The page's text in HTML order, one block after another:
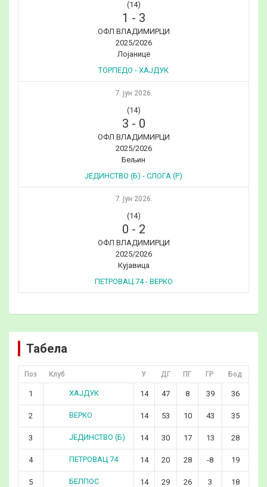
(14)
1 - 3
ОФЛ ВЛАДИМИРЦИ
2025/2026
Лојанице
ТОРПЕДО - ХАЈДУК
7. јун 2026.
(14)
3 - 0
ОФЛ ВЛАДИМИРЦИ
2025/2026
Бељин
ЈЕДИНСТВО (Б) - СЛОГА (Р)
7. јун 2026.
(14)
0 - 2
ОФЛ ВЛАДИМИРЦИ
2025/2026
Кујавица
ПЕТРОВАЦ 74 - ВЕРКО
Табела
Поз Клуб У ДГ ПГ ГР Бод
1 ХАЈДУК 14 47 8 39 36
2 ВЕРКО 14 53 10 43 35
3 ЈЕДИНСТВО (Б) 14 30 17 13 28
4 ПЕТРОВАЦ 74 14 20 28 -8 19
5 БЕЛПОС 14 29 26 3 18